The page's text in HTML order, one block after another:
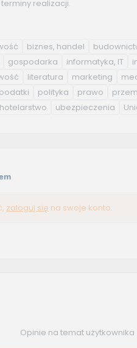
realizacji.
biznes, handel
gospodarka informatyka, IT
literatura marketing
podatki polityka prawo
ubezpieczenia
zaloguj się na swoje konto.
Opinie na temat użytkownika